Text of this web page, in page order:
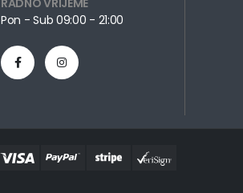
RADNO VRIJEME
Pon - Sub 09:00 - 21:00